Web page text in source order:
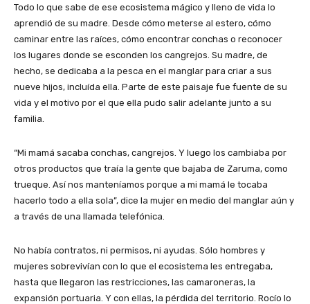
Todo lo que sabe de ese ecosistema mágico y lleno de vida lo
aprendió de su madre. Desde cómo meterse al estero, cómo
caminar entre las raíces, cómo encontrar conchas o reconocer
los lugares donde se esconden los cangrejos. Su madre, de
hecho, se dedicaba a la pesca en el manglar para criar a sus
nueve hijos, incluída ella. Parte de este paisaje fue fuente de su
vida y el motivo por el que ella pudo salir adelante junto a su
familia.
“Mi mamá sacaba conchas, cangrejos. Y luego los cambiaba por
otros productos que traía la gente que bajaba de Zaruma, como
trueque. Así nos manteníamos porque a mi mamá le tocaba
hacerlo todo a ella sola”, dice la mujer en medio del manglar aún y
a través de una llamada telefónica.
No había contratos, ni permisos, ni ayudas. Sólo hombres y
mujeres sobrevivían con lo que el ecosistema les entregaba,
hasta que llegaron las restricciones, las camaroneras, la
expansión portuaria. Y con ellas, la pérdida del territorio. Rocío lo